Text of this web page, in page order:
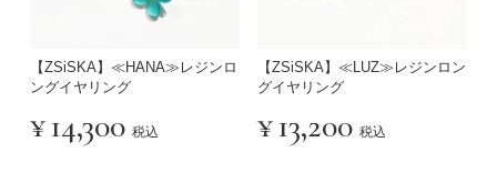
【ZSiSKA】≪HANA≫レジンロ
ングイヤリング
¥14,300 税込
【ZSiSKA】≪LUZ≫レジンロン
グイヤリング
¥13,200 税込